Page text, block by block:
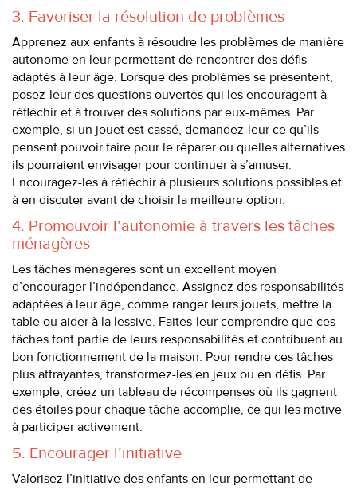
3. Favoriser la résolution de problèmes
Apprenez aux enfants à résoudre les problèmes de manière
autonome en leur permettant de rencontrer des défis
adaptés à leur âge. Lorsque des problèmes se présentent,
posez-leur des questions ouvertes qui les encouragent à
réfléchir et à trouver des solutions par eux-mêmes. Par
exemple, si un jouet est cassé, demandez-leur ce qu’ils
pensent pouvoir faire pour le réparer ou quelles alternatives
ils pourraient envisager pour continuer à s’amuser.
Encouragez-les à réfléchir à plusieurs solutions possibles et
à en discuter avant de choisir la meilleure option.
4. Promouvoir l’autonomie à travers les tâches
ménagères
Les tâches ménagères sont un excellent moyen
d’encourager l’indépendance. Assignez des responsabilités
adaptées à leur âge, comme ranger leurs jouets, mettre la
table ou aider à la lessive. Faites-leur comprendre que ces
tâches font partie de leurs responsabilités et contribuent au
bon fonctionnement de la maison. Pour rendre ces tâches
plus attrayantes, transformez-les en jeux ou en défis. Par
exemple, créez un tableau de récompenses où ils gagnent
des étoiles pour chaque tâche accomplie, ce qui les motive
à participer activement.
5. Encourager l’initiative
Valorisez l’initiative des enfants en leur permettant de